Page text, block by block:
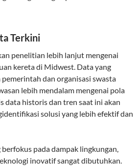
Terkini
penelitian lebih lanjut mengenai
kereta di Midwest. Data yang
dan organisasi swasta
lebih mendalam mengenai pola
data historis dan tren saat ini akan
solusi yang lebih efektif dan
pada dampak lingkungan,
inovatif sangat dibutuhkan.